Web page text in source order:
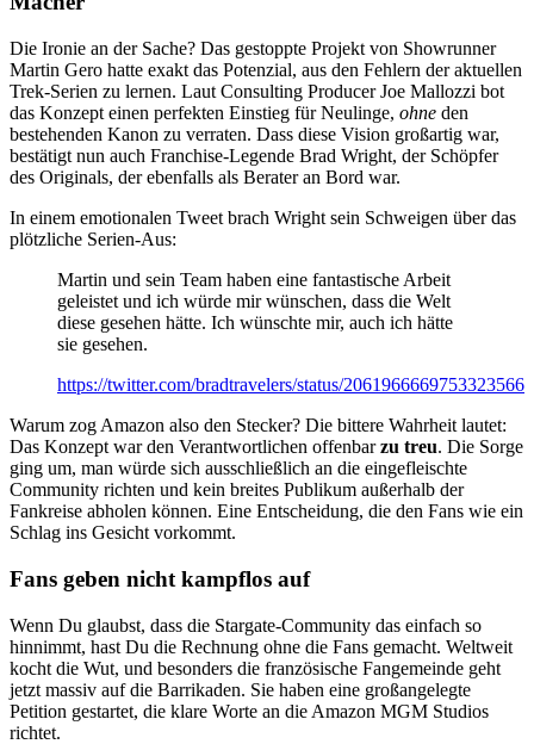
Die Ironie an der Sache? Das gestoppte Projekt von Showrunner
Martin Gero hatte exakt das Potenzial, aus den Fehlern der aktuellen
Trek-Serien zu lernen. Laut Consulting Producer Joe Mallozzi bot
das Konzept einen perfekten Einstieg für Neulinge, ohne den
bestehenden Kanon zu verraten. Dass diese Vision großartig war,
bestätigt nun auch Franchise-Legende Brad Wright, der Schöpfer
des Originals, der ebenfalls als Berater an Bord war.
In einem emotionalen Tweet brach Wright sein Schweigen über das
plötzliche Serien-Aus:
Martin und sein Team haben eine fantastische Arbeit
geleistet und ich würde mir wünschen, dass die Welt
diese gesehen hätte. Ich wünschte mir, auch ich hätte
sie gesehen.
https://twitter.com/bradtravelers/status/2061966669753323566
Warum zog Amazon also den Stecker? Die bittere Wahrheit lautet:
Das Konzept war den Verantwortlichen offenbarzu treu. Die Sorge
ging um, man würde sich ausschließlich an die eingefleischte
Community richten und kein breites Publikum außerhalb der
Fankreise abholen können. Eine Entscheidung, die den Fans wie ein
Schlag ins Gesicht vorkommt.
Fans geben nicht kampflos auf
Wenn Du glaubst, dass die Stargate-Community das einfach so
hinnimmt, hast Du die Rechnung ohne die Fans gemacht. Weltweit
kocht die Wut, und besonders die französische Fangemeinde geht
jetzt massiv auf die Barrikaden. Sie haben eine großangelegte
Petition gestartet, die klare Worte an die Amazon MGM Studios
richtet.